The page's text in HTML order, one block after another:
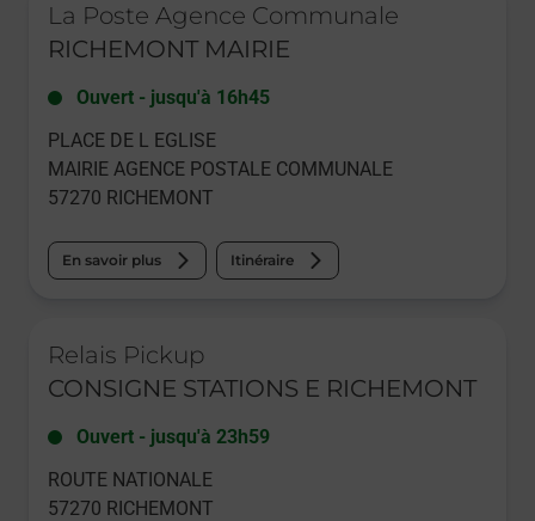
La Poste Agence Communale
RICHEMONT MAIRIE
Ouvert - jusqu'à 16h45
PLACE DE L EGLISE
MAIRIE AGENCE POSTALE COMMUNALE
57270 RICHEMONT
En savoir plus Itinéraire
Relais Pickup
CONSIGNE STATIONS E RICHEMONT
Ouvert - jusqu'à 23h59
ROUTE NATIONALE
57270 RICHEMONT